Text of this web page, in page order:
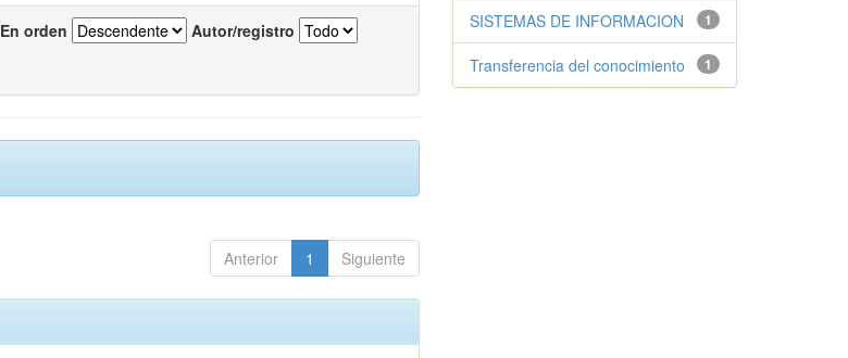
En orden Autor/registro
Anterior 1 Siguiente
1
SISTEMAS DE INFORMACION
1
Transferencia del conocimiento